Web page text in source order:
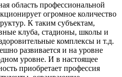
область профессиональной
огромное количество
К таким субъектам,
клуба, стадионы, школы и
комплексы и т.д.
развивается и на уровне
уровне. И в настоящее
приобретает профессия